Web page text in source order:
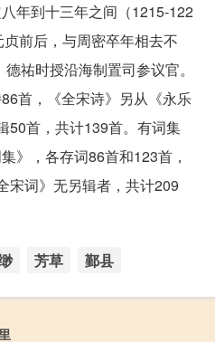
年到十三年之间（1215-122
前后，与周密卒年相去不
祐时授沿海制置司参议官。
首，《全宋诗》另从《永乐
50首，共计139首。有词集
》，各存词86首和123首，
宋词》无另辑者，共计209
芳草 鄞县